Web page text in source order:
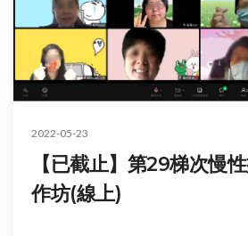
2022-05-23
【已截止】第29梯次慢
作坊(線上)